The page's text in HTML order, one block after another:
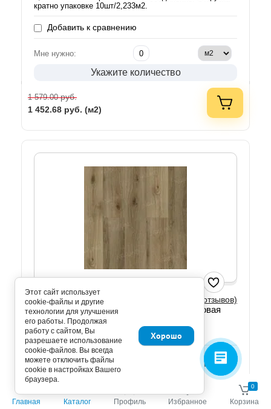
кратно упаковке 10шт/2,233м2.
Добавить к сравнению
Мне нужно:
Укажите количество
1 579.00руб.
1 452.68 руб. (м2)
(0 отзывов)
Signi 1001-15 SPC замковая кварцвиниловая
плитка Norland Sigrid
Артикул: 1001-15
Размер: 122х18,3см. Толщина 3,5мм. Защитный слой
0,3мм. Фаска микро. Замковое соединение. Отгрузка
кратно упаковке 10шт/2,233м2.
Добавить к сравнению
Главная Каталог Профиль Избранное
0
Корзина
Этот сайт использует
cookie-файлы и другие
технологии для улучшения
его работы. Продолжая
работу с сайтом, Вы
разрешаете использование
cookie-файлов. Вы всегда
можете отключить файлы
cookie в настройках Вашего
браузера.
Хорошо